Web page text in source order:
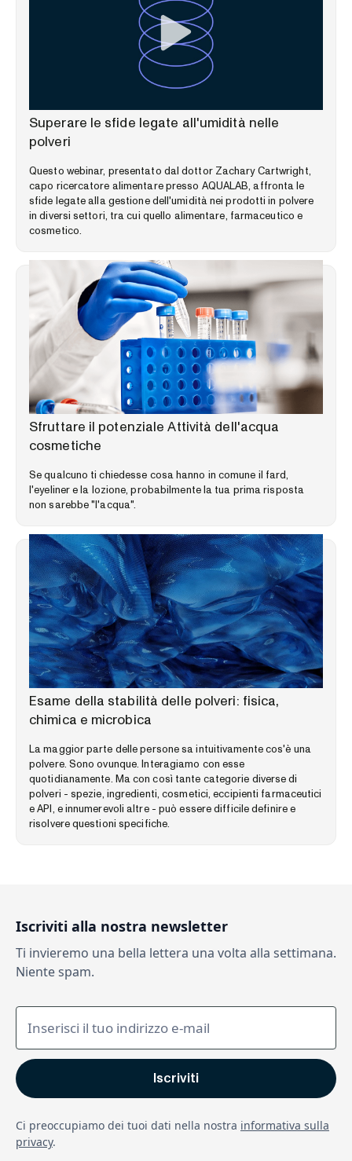
Superare le sfide legate all'umidità nelle
polveri
Questo webinar, presentato dal dottor Zachary Cartwright,
capo ricercatore alimentare presso AQUALAB, affronta le
sfide legate alla gestione dell'umidità nei prodotti in polvere
in diversi settori, tra cui quello alimentare, farmaceutico e
cosmetico.
APPROFONDIMENTI SUL MERCATO
Sfruttare il potenziale Attività dell'acqua
cosmetiche
Se qualcuno ti chiedesse cosa hanno in comune il fard,
l'eyeliner e la lozione, probabilmente la tua prima risposta
non sarebbe "l'acqua".
LIBRERIA DELLE COMPETENZE
Esame della stabilità delle polveri: fisica,
chimica e microbica
La maggior parte delle persone sa intuitivamente cos'è una
polvere. Sono ovunque. Interagiamo con esse
quotidianamente. Ma con così tante categorie diverse di
polveri - spezie, ingredienti, cosmetici, eccipienti farmaceutici
e API, e innumerevoli altre - può essere difficile definire e
risolvere questioni specifiche.
Iscriviti alla nostra newsletter
Ti invieremo una bella lettera una volta alla settimana.
Niente spam.
Ci preoccupiamo dei tuoi dati nella nostra informativa sulla
privacy.